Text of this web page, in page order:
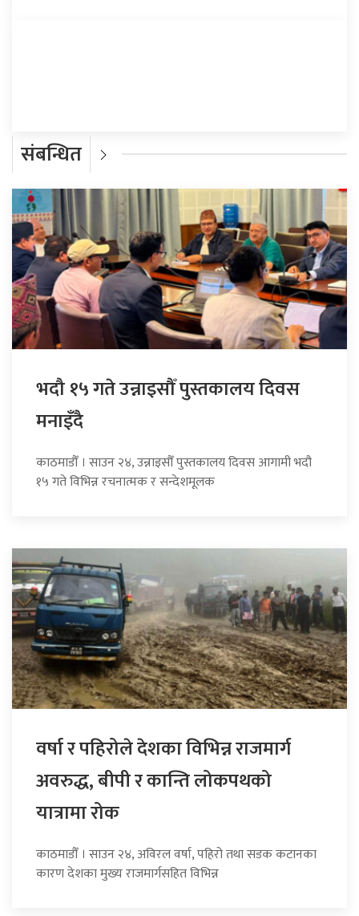
संबन्धित
भदौ १५ गते उन्नाइसौँ पुस्तकालय दिवस
मनाइँदै
काठमाडौँ । साउन २४, उन्नाइसौँ पुस्तकालय दिवस आगामी भदौ
१५ गते विभिन्न रचनात्मक र सन्देशमूलक
वर्षा र पहिरोले देशका विभिन्न राजमार्ग
अवरुद्ध, बीपी र कान्ति लोकपथको
यात्रामा रोक
काठमाडौँ । साउन २४, अविरल वर्षा, पहिरो तथा सडक कटानका
कारण देशका मुख्य राजमार्गसहित विभिन्न